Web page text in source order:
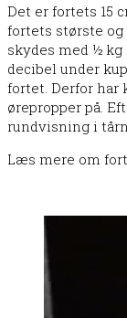
Det er fortets 15
fortets største
skydes med ½
decibel under
fortet. Derfor
ørepropper på.
rundvisning i
Læs mere om